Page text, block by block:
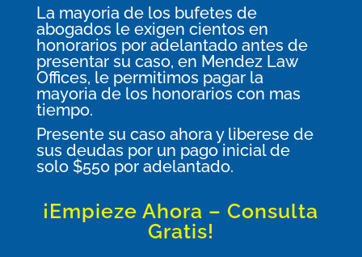
La mayoria de los bufetes de
abogados le exigen cientos en
honorarios por adelantado antes de
presentar su caso, en Mendez Law
Offices, le permitimos pagar la
mayoria de los honorarios con mas
tiempo.
Presente su caso ahora y liberese de
sus deudas por un pago inicial de
solo $550 por adelantado.
¡Empieze Ahora – Consulta
Gratis!